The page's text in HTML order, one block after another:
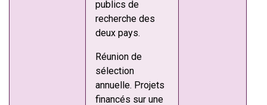
publics de
recherche des
deux pays.
Réunion de
sélection
annuelle. Projets
financés sur une